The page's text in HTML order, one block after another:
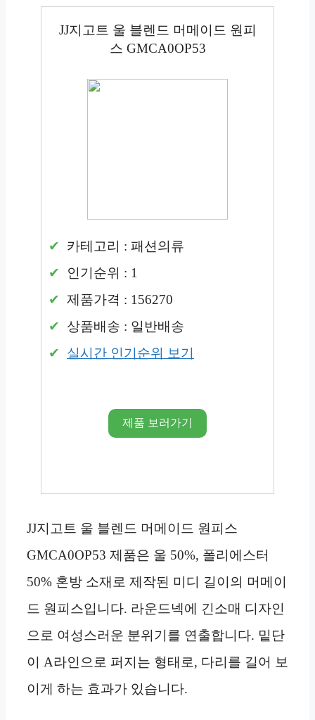
JJ지고트 울 블렌드 머메이드 원피
스 GMCA0OP53
카테고리 : 패션의류
인기순위 : 1
제품가격 : 156270
상품배송 : 일반배송
실시간 인기순위 보기
제품 보러가기
JJ지고트 울 블렌드 머메이드 원피스
GMCA0OP53 제품은 울 50%, 폴리에스터
50% 혼방 소재로 제작된 미디 길이의 머메이
드 원피스입니다. 라운드넥에 긴소매 디자인
으로 여성스러운 분위기를 연출합니다. 밑단
이 A라인으로 퍼지는 형태로, 다리를 길어 보
이게 하는 효과가 있습니다.